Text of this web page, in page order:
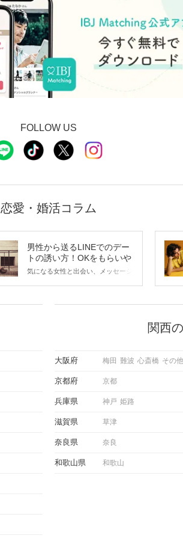
FOLLOW US
恋愛・婚活コラム
男性から送るLINEでのデー
トの誘い方！OKをもらいや
すいメッセージのコツは？
気になる女性と出会い、メッセージ
も混じえながら解説するので、ぜひ
関西
大阪府 梅田 難波 心斎橋 その
京都府 京都
兵庫県 神戸 姫路
滋賀県 草津
奈良県 奈良
和歌山県 和歌山